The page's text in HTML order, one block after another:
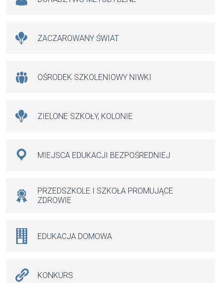
ZACZAROWANY ŚWIAT
OŚRODEK SZKOLENIOWY NIWKI
ZIELONE SZKOŁY, KOLONIE
MIEJSCA EDUKACJI BEZPOŚREDNIEJ
PRZEDSZKOLE I SZKOŁA PROMUJĄCE
ZDROWIE
EDUKACJA DOMOWA
KONKURS